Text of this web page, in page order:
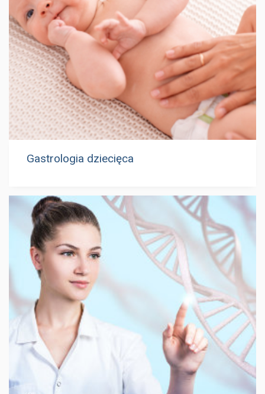
Gastrologia dziecięca